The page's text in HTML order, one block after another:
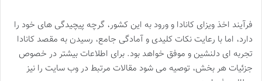
فرآیند اخذ ویزای کانادا و ورود به این کشور، گرچه پیچیدگی های خود را
دارد، اما با رعایت نکات کلیدی و آمادگی جامع، رسیدن به مقصد کانادا
تجربه ای دلنشین و موفق خواهد بود. برای اطلاعات بیشتر در خصوص
جزئیات هر بخش، توصیه می شود مقالات مرتبط در وب سایت را نیز